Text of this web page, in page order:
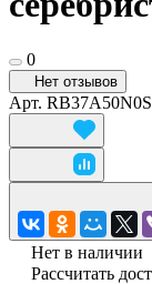
0
Нет отзывов
Арт.
Нет в наличии
Рассчитать